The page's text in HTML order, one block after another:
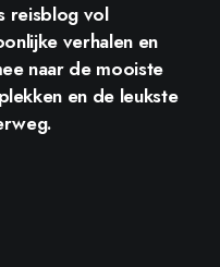
reisblog vol
verhalen en
naar de mooiste
en de leukste